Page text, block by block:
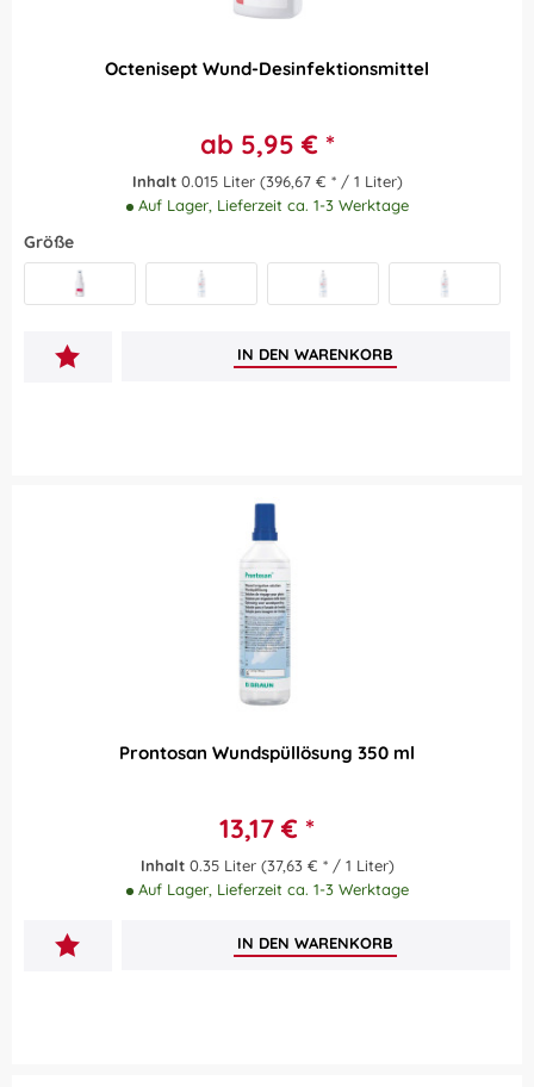
Octenisept Wund-Desinfektionsmittel
ab 5,95 € *
Inhalt 0.015 Liter (396,67 € * / 1 Liter)
Auf Lager, Lieferzeit ca. 1-3 Werktage
Größe
50 ml 100 ml 15 ml 250 ml
IN DEN WARENKORB
Prontosan Wundspüllösung 350 ml
13,17 € *
Inhalt 0.35 Liter (37,63 € * / 1 Liter)
Auf Lager, Lieferzeit ca. 1-3 Werktage
IN DEN WARENKORB